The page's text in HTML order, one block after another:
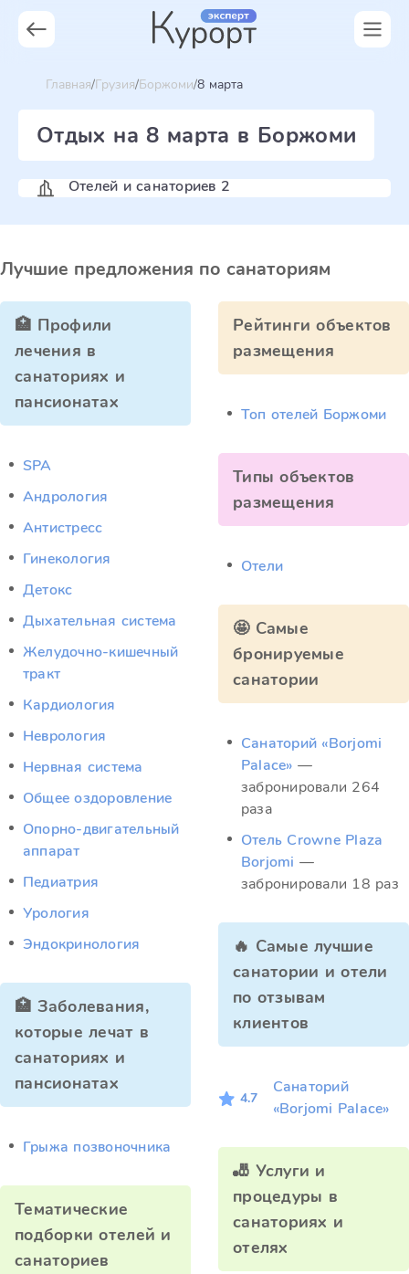
Главная Грузия Боржоми 8 марта
Отдых на 8 марта в Боржоми
Отелей и санаториев 2
Лучшие предложения по санаториям
🏥 Профили
лечения в
санаториях и
пансионатах
SPA
Андрология
Антистресс
Гинекология
Детокс
Дыхательная система
Желудочно-кишечный
тракт
Кардиология
Неврология
Нервная система
Общее оздоровление
Опорно-двигательный
аппарат
Педиатрия
Урология
Эндокринология
🏥 Заболевания,
которые лечат в
санаториях и
пансионатах
Грыжа позвоночника
Тематические
подборки отелей и
санаториев
Рейтинги объектов
размещения
Топ отелей Боржоми
Типы объектов
размещения
Отели
🤩 Самые
бронируемые
санатории
Санаторий «Borjomi
Palace» —
забронировали 264
раза
Отель Crowne Plaza
Borjomi —
забронировали 18 раз
🔥 Самые лучшие
санатории и отели
по отзывам
клиентов
4.7
Санаторий
«Borjomi Palace»
🎳 Услуги и
процедуры в
санаториях и
отелях